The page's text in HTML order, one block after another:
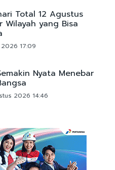
Total 12 Agustus
Wilayah yang Bisa
17:09
Nyata Menebar
2026 14:46